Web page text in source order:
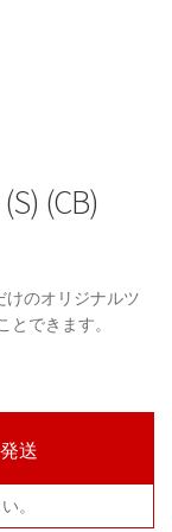
(CB)
けのオリジナルツ
とできます。
送
。